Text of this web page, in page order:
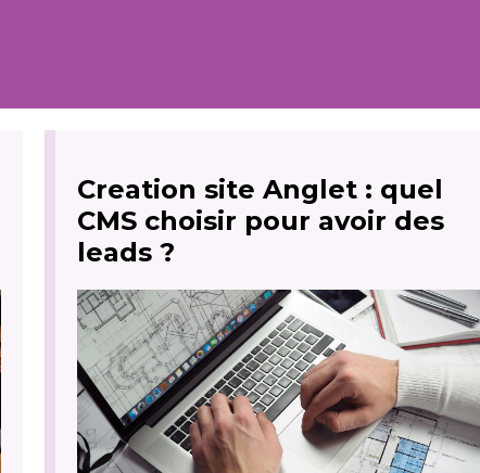
Creation site Anglet : quel
CMS choisir pour avoir des
leads ?